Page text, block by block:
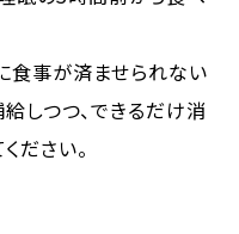
食事が済ませられない
しつつ、できるだけ消
ださい。